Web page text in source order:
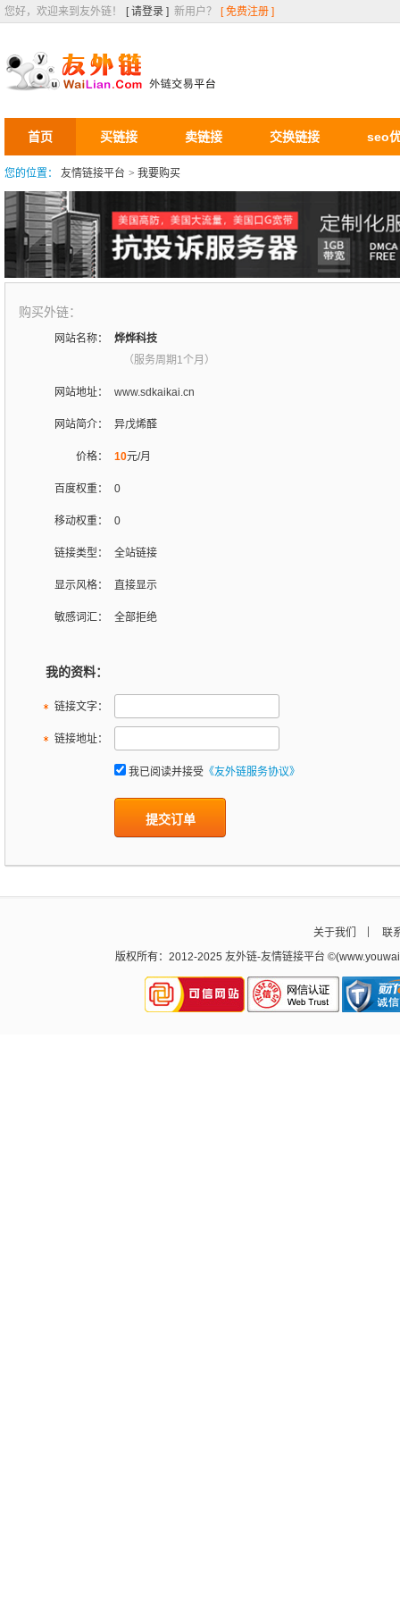
您好，欢迎来到友外链！ [ 请登录 ] 新用户？ [ 免费注册 ]
首页 买链接 卖链接 交换链接 seo
您的位置： 友情链接平台 > 我要购买
购买外链：
网站名称：
烨烨科技
（服务周期1个月）
网站地址： www.sdkaikai.cn
网站简介： 异戊烯醛
价格： 10元/月
百度权重： 0
移动权重： 0
链接类型： 全站链接
显示风格： 直接显示
敏感词汇： 全部拒绝
我的资料：
链接文字：
链接地址：
我已阅读并接受 《友外链服务协议》
提交订单
关于我们
联
版权所有：2012-2025 友外链-友情链接平台